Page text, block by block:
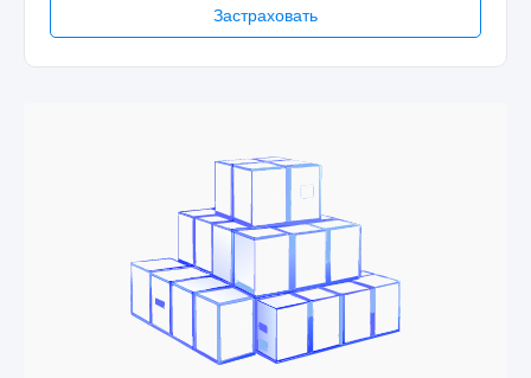
Застраховать